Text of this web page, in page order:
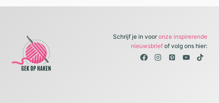
Schrijf je in vooronze inspirerende
nieuwsbriefof volg ons hier: